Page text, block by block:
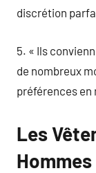
discrétion
5. « Ils
de nombreux
préférences
Les